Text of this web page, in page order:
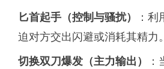
匕首起手（控制与骚扰）
：
迫对方交出闪避或消耗其精力。
切换双刀爆发（主力输出）